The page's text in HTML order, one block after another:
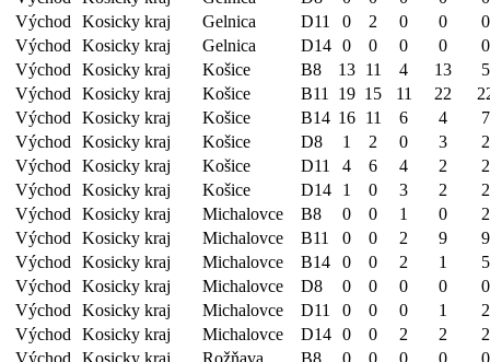
Východ
Kosicky kraj Gelnica D11 0 2 0 0
0
Východ
Kosicky kraj Gelnica D14 0 0 0 0
0
Východ
Kosicky kraj Košice B8 13 11 4 13
5
Východ
Kosicky kraj Košice B11 19 15 11 22
Východ
Kosicky kraj Košice B14 16 11 6 4
7
Východ
Kosicky kraj Košice D8 1 2 0 3
2
Východ
Kosicky kraj Košice D11 4 6 4 2
2
Východ
Kosicky kraj Košice D14 1 0 3 2
2
Východ
Kosicky kraj Michalovce B8 0 0 1 0
2
Východ
Kosicky kraj Michalovce B11 0 0 2 9
9
Východ
Kosicky kraj Michalovce B14 0 0 2 1
5
Východ
Kosicky kraj Michalovce D8 0 0 0 0
0
Východ
Kosicky kraj Michalovce D11 0 0 0 1
2
Východ
Kosicky kraj Michalovce D14 0 0 2 2
2
Východ
Kosicky kraj Rožňava B8 0 0 0 0
0